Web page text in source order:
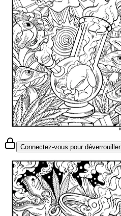
Connectez-vous pour déverrouiller